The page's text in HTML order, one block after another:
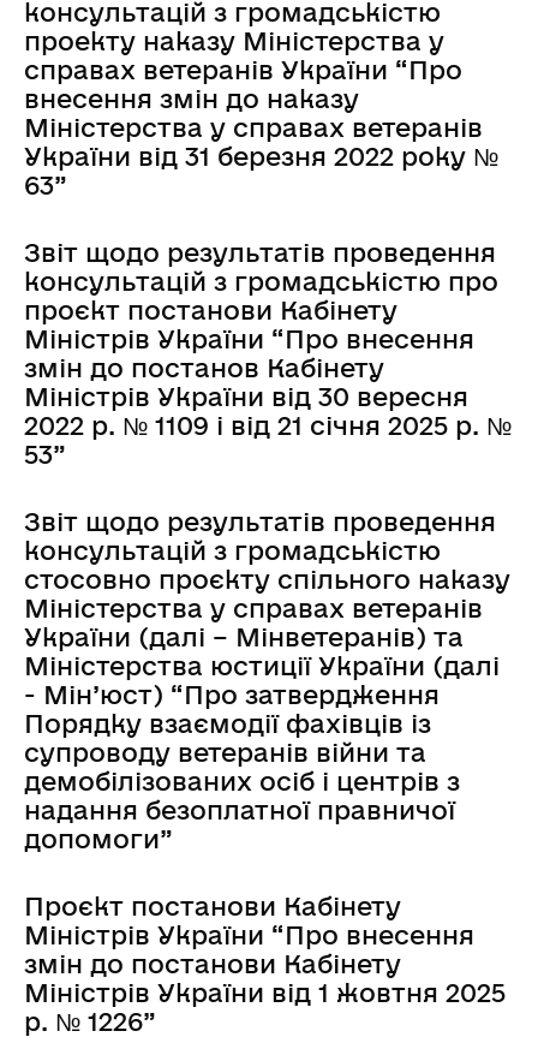
консультацій з громадськістю
проекту наказу Міністерства у
справах ветеранів України “Про
внесення змін до наказу
Міністерства у справах ветеранів
України від 31 березня 2022 року №
63”
Звіт щодо результатів проведення
консультацій з громадськістю про
проєкт постанови Кабінету
Міністрів України “Про внесення
змін до постанов Кабінету
Міністрів України від 30 вересня
2022 р. № 1109 і від 21 січня 2025 р. №
53”
Звіт щодо результатів проведення
консультацій з громадськістю
стосовно проєкту спільного наказу
Міністерства у справах ветеранів
України (далі – Мінветеранів) та
Міністерства юстиції України (далі
- Мін’юст) “Про затвердження
Порядку взаємодії фахівців із
супроводу ветеранів війни та
демобілізованих осіб і центрів з
надання безоплатної правничої
допомоги”
Проєкт постанови Кабінету
Міністрів України “Про внесення
змін до постанови Кабінету
Міністрів України від 1 жовтня 2025
р. № 1226”